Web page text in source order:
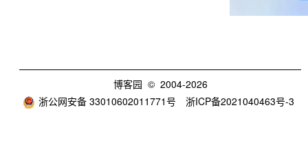
博客园 © 2004-2026
浙公网安备 33010602011771号
浙ICP备2021040463号-3